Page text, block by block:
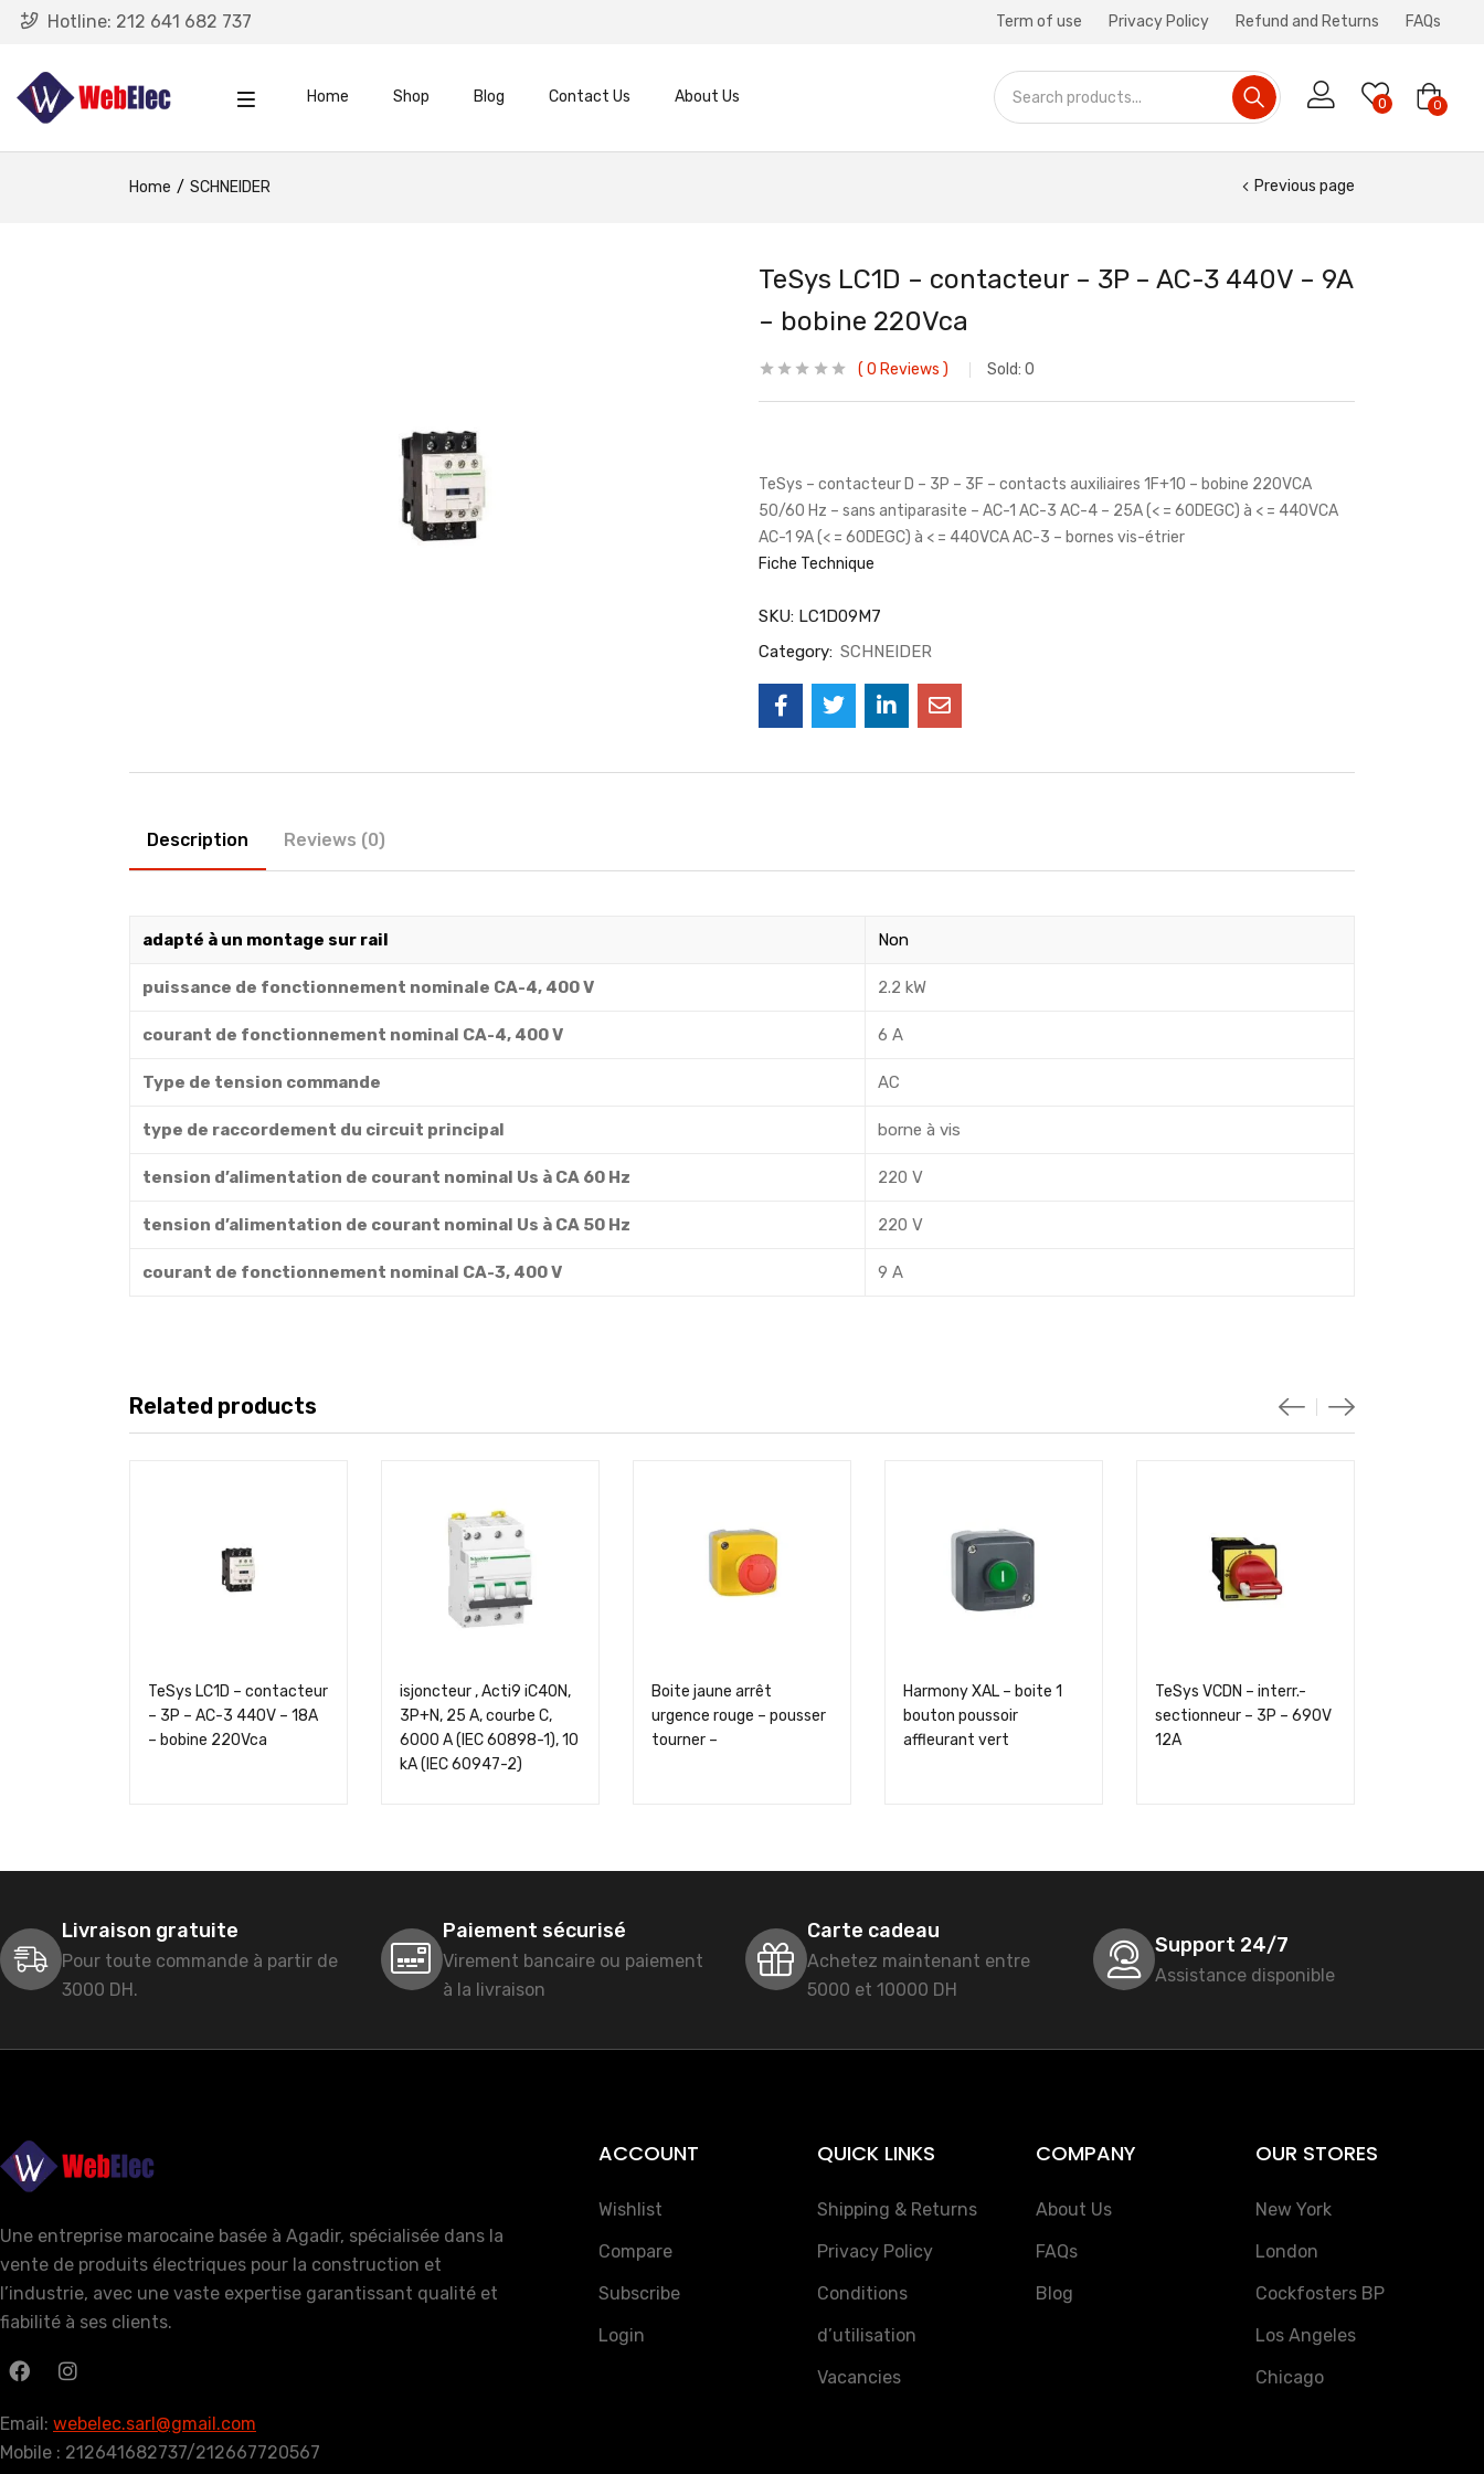
Hotline: 212 641 682 737 Term of use Privacy Policy Refund and Returns FAQs
Home Shop Blog Contact Us About Us 0 0
Home SCHNEIDER Previous page
TeSys LC1D – contacteur – 3P – AC-3 440V – 9A
– bobine 220Vca
0 Reviews Sold: 0
TeSys – contacteur D – 3P – 3F – contacts auxiliaires 1F+1O – bobine 220VCA
50/60 Hz – sans antiparasite – AC-1 AC-3 AC-4 – 25A (< = 60DEGC) à < = 440VCA
AC-1 9A (< = 60DEGC) à < = 440VCA AC-3 – bornes vis-étrier
Fiche Technique
SKU: LC1D09M7
Category: SCHNEIDER
Description Reviews (0)
adapté à un montage sur rail Non
puissance de fonctionnement nominale CA-4, 400 V 2.2 kW
courant de fonctionnement nominal CA-4, 400 V 6 A
Type de tension commande AC
type de raccordement du circuit principal borne à vis
tension d’alimentation de courant nominal Us à CA 60 Hz 220 V
tension d’alimentation de courant nominal Us à CA 50 Hz 220 V
courant de fonctionnement nominal CA-3, 400 V 9 A
Related products
TeSys LC1D – contacteur
– 3P – AC-3 440V – 18A
– bobine 220Vca
isjoncteur , Acti9 iC40N,
3P+N, 25 A, courbe C,
6000 A (IEC 60898-1), 10
kA (IEC 60947-2)
Boite jaune arrêt
urgence rouge – pousser
tourner –
Harmony XAL – boite 1
bouton poussoir
affleurant vert
TeSys VCDN – interr.-
sectionneur – 3P – 690V
12A
Livraison gratuite
Pour toute commande à partir de
3000 DH.
Paiement sécurisé
Virement bancaire ou paiement
à la livraison
Carte cadeau
Achetez maintenant entre
5000 et 10000 DH
Support 24/7
Assistance disponible
Une entreprise marocaine basée à Agadir, spécialisée dans la
vente de produits électriques pour la construction et
l’industrie, avec une vaste expertise garantissant qualité et
fiabilité à ses clients.
Email: webelec.sarl@gmail.com
Mobile : 212641682737/212667720567
ACCOUNT
Wishlist
Compare
Subscribe
Login
QUICK LINKS
Shipping & Returns
Privacy Policy
Conditions
d’utilisation
Vacancies
COMPANY
About Us
FAQs
Blog
OUR STORES
New York
London
Cockfosters BP
Los Angeles
Chicago